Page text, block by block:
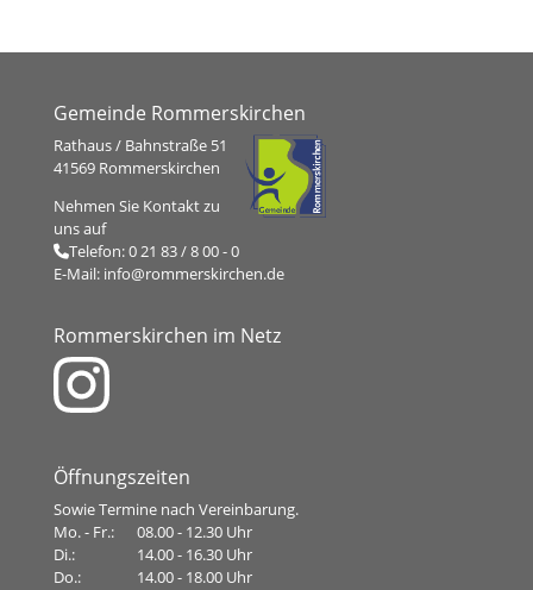
Gemeinde Rommerskirchen
Rathaus / Bahnstraße 51
41569 Rommerskirchen
Nehmen Sie Kontakt zu
uns auf
Telefon:0 21 83 / 8 00 - 0
E-Mail: info@rommerskirchen.de
Rommerskirchen im Netz
Öffnungszeiten
Sowie Termine nach Vereinbarung.
Mo. - Fr.:
08.00 - 12.30 Uhr
Di.:
14.00 - 16.30 Uhr
Do.:
14.00 - 18.00 Uhr